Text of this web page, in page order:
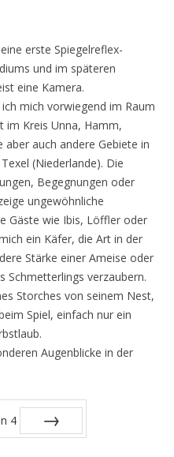
erste Spiegelreflex-
und im späteren
eine Kamera.
mich vorwiegend im Raum
im Kreis Unna, Hamm,
aber auch andere Gebiete in
(Niederlande). Die
Begegnungen oder
ungewöhnliche
Gäste wie Ibis, Löffler oder
ein Käfer, die Art in der
Stärke einer Ameise oder
Schmetterlings verzaubern.
Storches von seinem Nest,
Spiel, einfach nur ein
Augenblicke in der
4